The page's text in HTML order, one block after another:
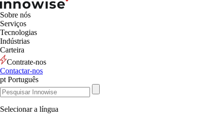
Sobre nós
Serviços
Tecnologias
Indústrias
Carteira
Contrate-nos
Contactar-nos
pt Português
Selecionar a língua